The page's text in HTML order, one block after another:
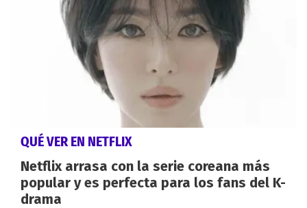
QUÉ VER EN NETFLIX
Netflix arrasa con la serie coreana más
popular y es perfecta para los fans del K-
drama